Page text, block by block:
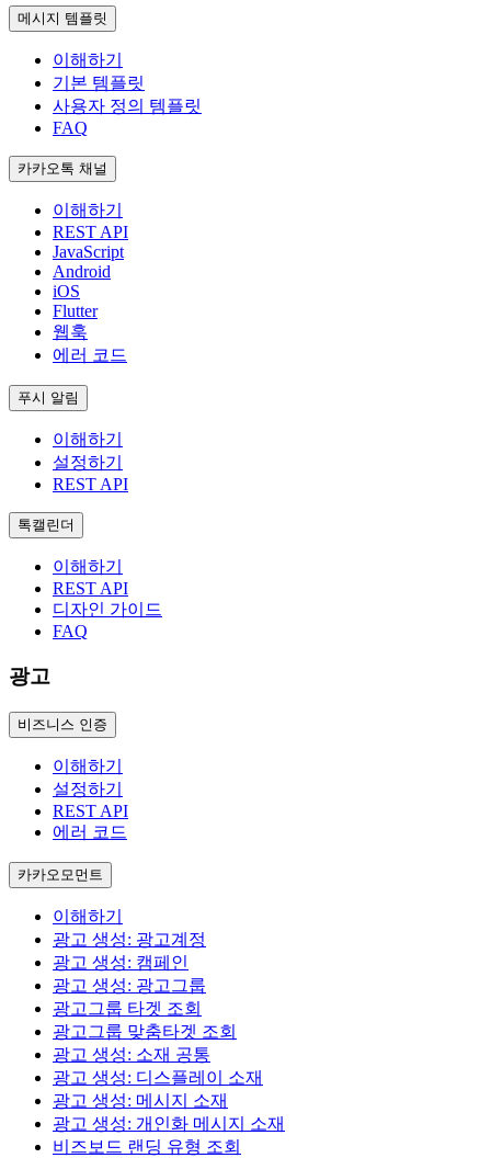
메시지 템플릿
이해하기
기본 템플릿
사용자 정의 템플릿
FAQ
카카오톡 채널
이해하기
REST API
JavaScript
Android
iOS
Flutter
웹훅
에러 코드
푸시 알림
이해하기
설정하기
REST API
톡캘린더
이해하기
REST API
디자인 가이드
FAQ
광고
비즈니스 인증
이해하기
설정하기
REST API
에러 코드
카카오모먼트
이해하기
광고 생성: 광고계정
광고 생성: 캠페인
광고 생성: 광고그룹
광고그룹 타겟 조회
광고그룹 맞춤타겟 조회
광고 생성: 소재 공통
광고 생성: 디스플레이 소재
광고 생성: 메시지 소재
광고 생성: 개인화 메시지 소재
비즈보드 랜딩 유형 조회